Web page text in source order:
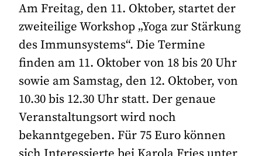
Am Freitag, den 11. Oktober, startet der
zweiteilige Workshop „Yoga zur Stärkung
des Immunsystems“. Die Termine
finden am 11. Oktober von 18 bis 20 Uhr
sowie am Samstag, den 12. Oktober, von
10.30 bis 12.30 Uhr statt. Der genaue
Veranstaltungsort wird noch
bekanntgegeben. Für 75 Euro können